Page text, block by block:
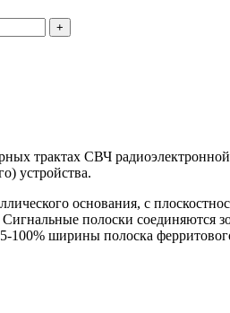
трактах СВЧ
устройства.
основания, с
полоски соединяются
ширины полоска